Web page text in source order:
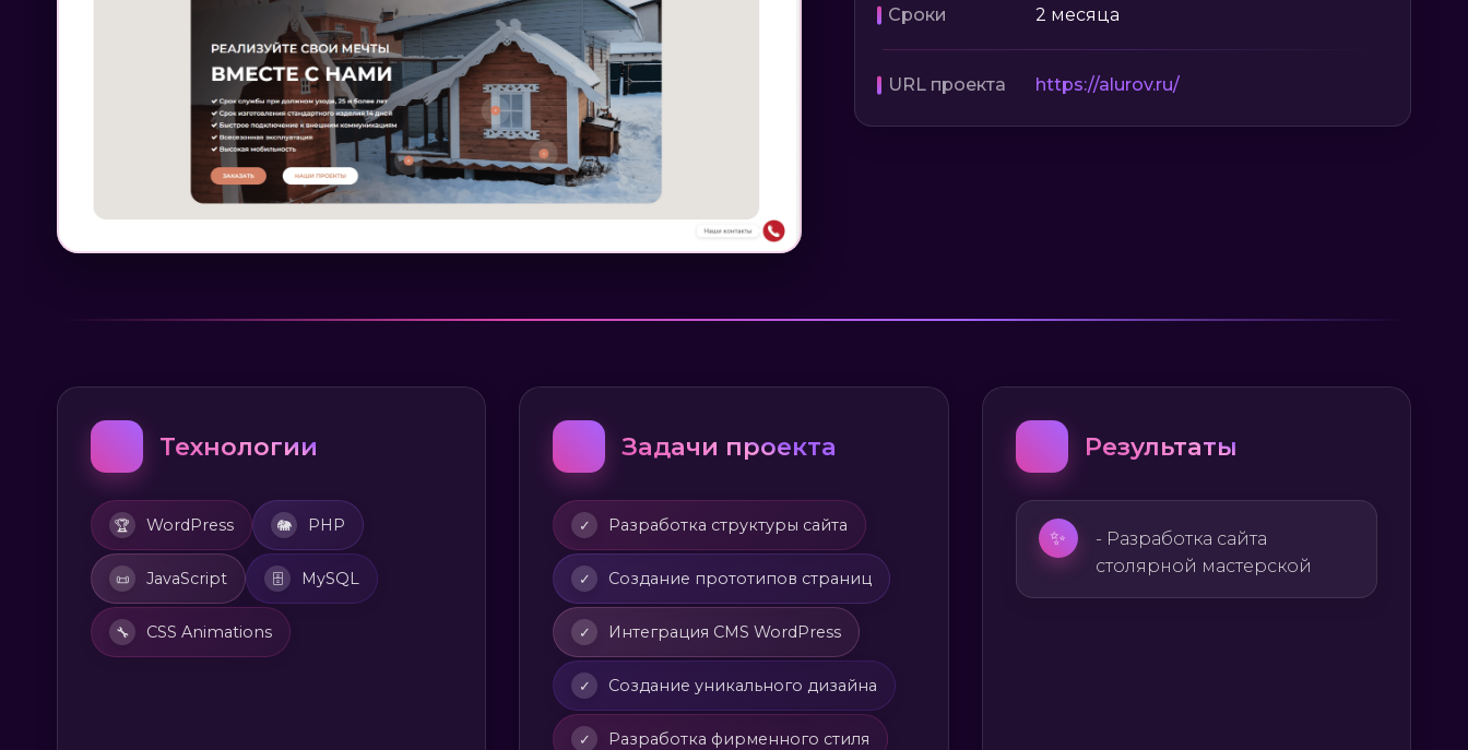
Сроки 2 месяца
URL проекта https://alurov.ru/
Технологии
🏆 WordPress 🐘 PHP
📜 JavaScript 🗄️ MySQL
🔧 CSS Animations
Задачи проекта
✓ Разработка структуры сайта
✓ Создание прототипов страниц
✓ Интеграция CMS WordPress
✓ Создание уникального дизайна
✓ Разработка фирменного стиля
Результаты
✨
- Разработка сайта
столярной мастерской